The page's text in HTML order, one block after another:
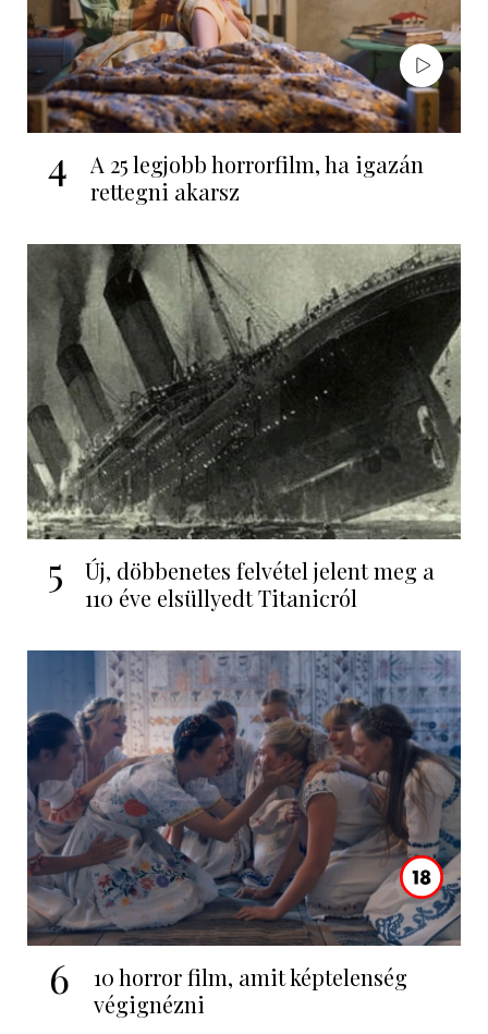
4
A 25 legjobb horrorfilm, ha igazán
rettegni akarsz
5
Új, döbbenetes felvétel jelent meg a
110 éve elsüllyedt Titanicról
6
10 horror film, amit képtelenség
végignézni